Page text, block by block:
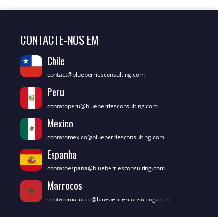
CONTACTE-NOS EM
Chile
contact@blueberriesconsulting.com
Peru
contatoperu@blueberriesconsulting.com
Mexico
contatomexico@blueberriesconsulting.com
Espanha
contatoespana@blueberriesconsulting.com
Marrocos
contatomorocco@blueberriesconsulting.com